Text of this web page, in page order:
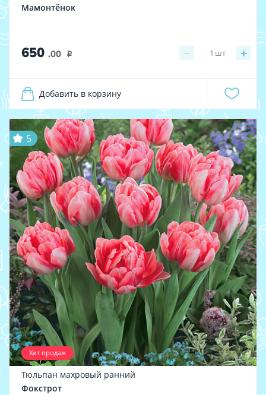
Мамонтёнок
650 .00 i − +
1 шт
Добавить в корзину
Хит продаж
5
Тюльпан махровый ранний
Фокстрот